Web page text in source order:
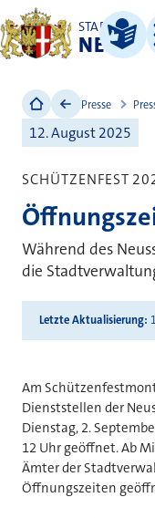
STADT
NEUSS
Leichte
Presse
12. August 2025
SCHÜTZENFEST
Während des
die
Letzte Aktualisierung
Am
Dienststellen der
Dienstag, 2.
12 Uhr geöffnet. Ab
Ämter der
Öffnungszeiten